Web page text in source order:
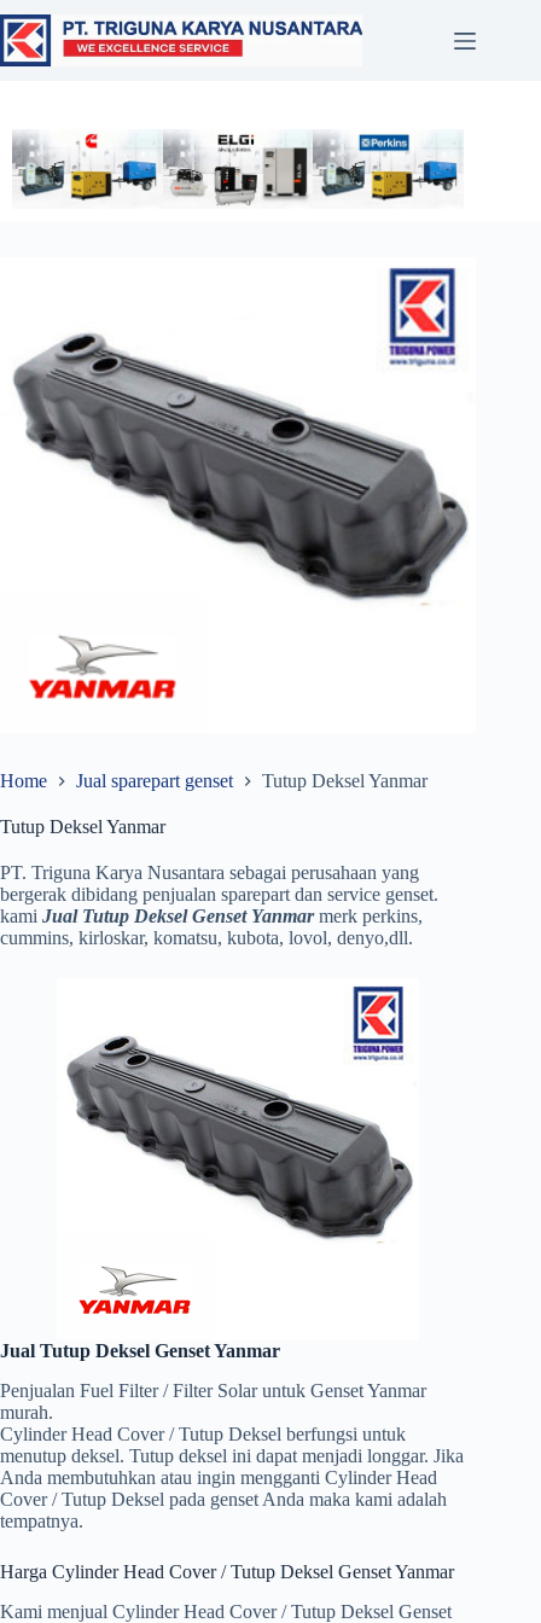
Home Jual sparepart genset Tutup Deksel Yanmar
Tutup Deksel Yanmar
PT. Triguna Karya Nusantara sebagai perusahaan yang
bergerak dibidang penjualan sparepart dan service genset.
kami Jual Tutup Deksel Genset Yanmarmerk perkins,
cummins, kirloskar, komatsu, kubota, lovol, denyo,dll.
Jual Tutup Deksel Genset Yanmar
Penjualan Fuel Filter / Filter Solar untuk Genset Yanmar
murah.
Cylinder Head Cover / Tutup Deksel berfungsi untuk
menutup deksel. Tutup deksel ini dapat menjadi longgar. Jika
Anda membutuhkan atau ingin mengganti Cylinder Head
Cover / Tutup Deksel pada genset Anda maka kami adalah
tempatnya.
Harga Cylinder Head Cover / Tutup Deksel Genset Yanmar
Kami menjual Cylinder Head Cover / Tutup Deksel Genset